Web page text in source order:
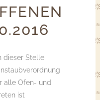
dieser Stelle
alle Ofen- und
ist